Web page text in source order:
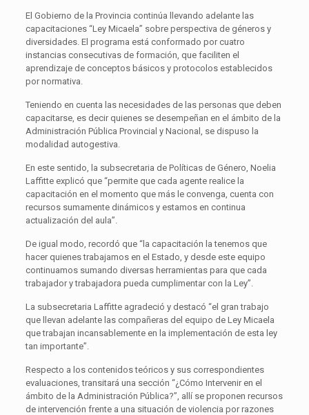
El Gobierno de la Provincia continúa llevando adelante las
capacitaciones “Ley Micaela” sobre perspectiva de géneros y
diversidades. El programa está conformado por cuatro
instancias consecutivas de formación, que faciliten el
aprendizaje de conceptos básicos y protocolos establecidos
por normativa.
Teniendo en cuenta las necesidades de las personas que deben
capacitarse, es decir quienes se desempeñan en el ámbito de la
Administración Pública Provincial y Nacional, se dispuso la
modalidad autogestiva.
En este sentido, la subsecretaria de Políticas de Género, Noelia
Laffitte explicó que “permite que cada agente realice la
capacitación en el momento que más le convenga, cuenta con
recursos sumamente dinámicos y estamos en continua
actualización del aula”.
De igual modo, recordó que “la capacitación la tenemos que
hacer quienes trabajamos en el Estado, y desde este equipo
continuamos sumando diversas herramientas para que cada
trabajador y trabajadora pueda cumplimentar con la Ley”.
La subsecretaria Laffitte agradeció y destacó “el gran trabajo
que llevan adelante las compañeras del equipo de Ley Micaela
que trabajan incansablemente en la implementación de esta ley
tan importante”.
Respecto a los contenidos teóricos y sus correspondientes
evaluaciones, transitará una sección “¿Cómo Intervenir en el
ámbito de la Administración Pública?”, allí se proponen recursos
de intervención frente a una situación de violencia por razones